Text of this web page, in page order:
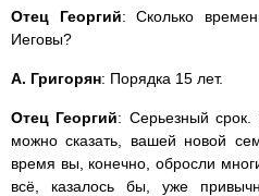
Отец Георгий: Сколько
Иеговы?
А. Григорян: Порядка 15 лет.
Отец Георгий: Серьезный срок.
можно сказать, вашей новой
время вы, конечно, обросли
всё, казалось бы, уже